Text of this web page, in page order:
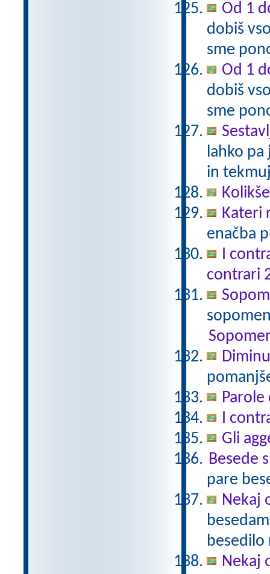
Od 1
dobiš
sme
Od 1
dobiš
sme
lahko
in
Kateri
enačba
I
contrari
Parole
I
Gli
Besede
pare
Nekaj
besedilo
Nekaj